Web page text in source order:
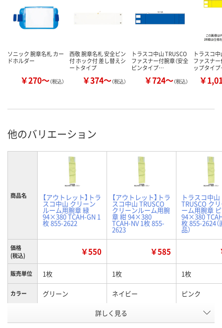
ソニック 腕章名札 カー
ドホルダー
￥270～（税込）
西敬 腕章名札 安全ピン
付 ホック付 差し替えシ
ートタイプ
￥374～（税込）
トラスコ中山 TRUSCO
ファスナー付腕章（安全
ピンタイプ…
￥724～（税込）
トラスコ
ファスナー
ップタイ
￥
他のバリエーション
商品名 【アウトレット】トラ
スコ中山 クリーン
ルーム用腕章 緑
94×380 TCAH-GN 1
枚 855-2622
【アウトレット】トラ
スコ中山 TRUSCO
クリーンルーム用腕
章 紺 94×380
TCAH-NV 1枚 855-
2623
トラスコ中山
TRUSCO ク
ーム用腕章
94×380
枚 855-2624（
品）
価格
(税込)
￥550 ￥585
販売単位 1枚 1枚 1枚
カラー グリーン ネイビー ピンク
J105952 J106001
詳しく見る